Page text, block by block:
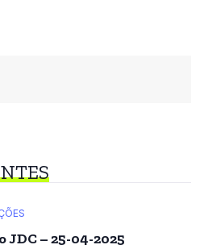
JDC – 25-04-2025